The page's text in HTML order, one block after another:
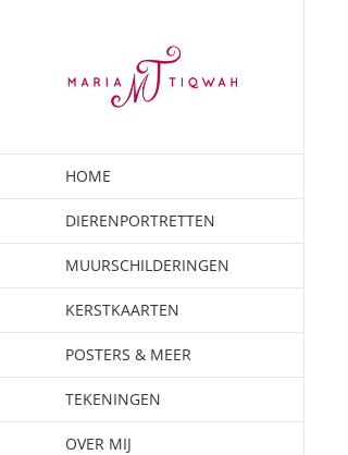
HOME
DIERENPORTRETTEN
MUURSCHILDERINGEN
KERSTKAARTEN
POSTERS & MEER
TEKENINGEN
OVER MIJ